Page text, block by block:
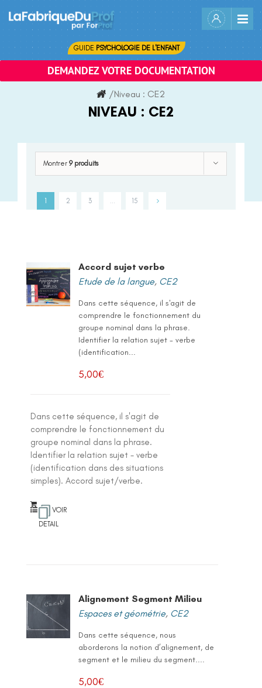
content
GUIDE PSYCHOLOGIE DE L'ENFANT
DEMANDEZ VOTRE DOCUMENTATION
/Niveau : CE2
NIVEAU : CE2
Montrer 9 produits
1 2 3 15
Accord sujet verbe
Etude de la langue, CE2
Dans cette séquence, il s'agit de
comprendre le fonctionnement du
groupe nominal dans la phrase.
Identifier la relation sujet - verbe
(identification...
5,00€
Dans cette séquence, il s'agit de
comprendre le fonctionnement du
groupe nominal dans la phrase.
Identifier la relation sujet - verbe
(identification dans des situations
simples). Accord sujet/verbe.
VOIR
DETAIL
Alignement Segment Milieu
Espaces et géométrie, CE2
Dans cette séquence, nous
aborderons la notion d’alignement, de
segment et le milieu du segment....
5,00€